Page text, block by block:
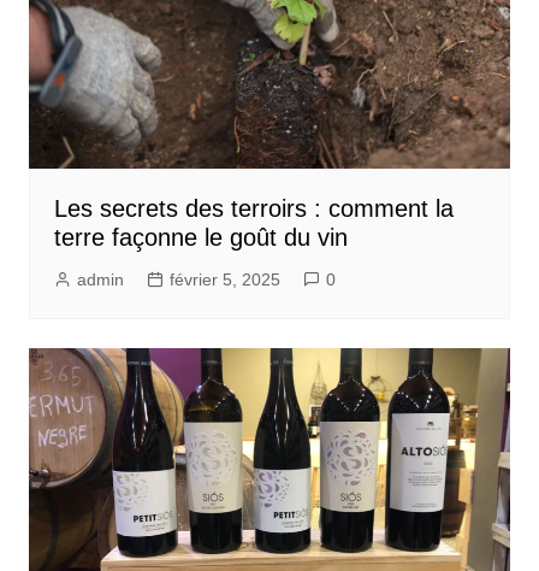
Les secrets des terroirs : comment la
terre façonne le goût du vin
admin février 5, 2025 0